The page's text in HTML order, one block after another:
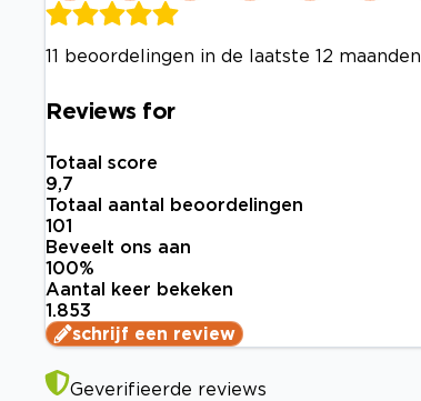
11 beoordelingen in de laatste 12 maanden
Reviews for
Totaal score
9,7
Totaal aantal beoordelingen
101
Beveelt ons aan
100%
Aantal keer bekeken
1.853
schrijf een review
Geverifieerde reviews